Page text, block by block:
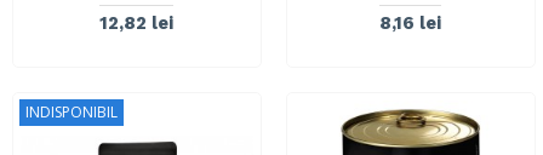
12,82 lei 8,16 lei
INDISPONIBIL